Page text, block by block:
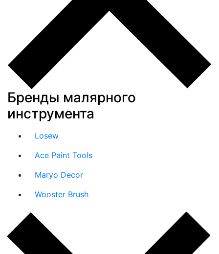
Бренды малярного
инструмента
Losew
Ace Paint Tools
Maryo Decor
Wooster Brush